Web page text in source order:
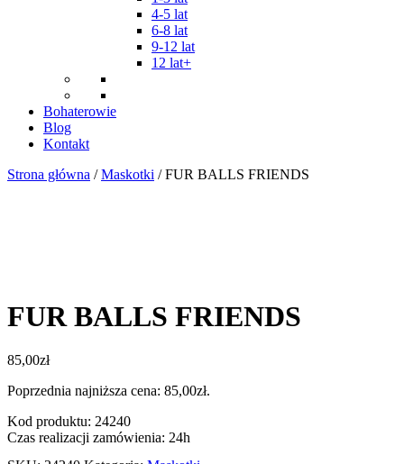
4-5 lat
6-8 lat
9-12 lat
12 lat+
Bohaterowie
Blog
Kontakt
Strona główna /Maskotki / FUR BALLS FRIENDS
FUR BALLS FRIENDS
85,00zł
Poprzednia najniższa cena: 85,00zł.
Kod produktu: 24240
Czas realizacji zamówienia: 24h